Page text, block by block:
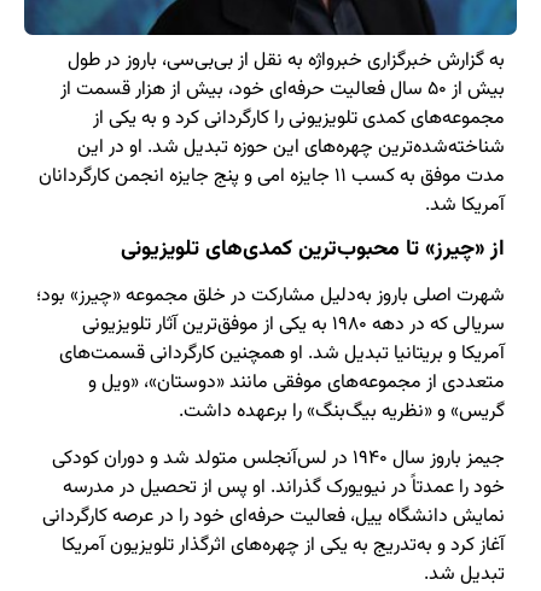
به گزارش خبرگزاری خبرواژه به نقل از بی‌بی‌سی، باروز در طول
بیش از ۵۰ سال فعالیت حرفه‌ای خود، بیش از هزار قسمت از
مجموعه‌های کمدی تلویزیونی را کارگردانی کرد و به یکی از
شناخته‌شده‌ترین چهره‌های این حوزه تبدیل شد. او در این
مدت موفق به کسب ۱۱ جایزه امی و پنج جایزه انجمن کارگردانان
آمریکا شد.
از «چیرز» تا محبوب‌ترین کمدی‌های تلویزیونی
شهرت اصلی باروز به‌دلیل مشارکت در خلق مجموعه «چیرز» بود؛
سریالی که در دهه ۱۹۸۰ به یکی از موفق‌ترین آثار تلویزیونی
آمریکا و بریتانیا تبدیل شد. او همچنین کارگردانی قسمت‌های
متعددی از مجموعه‌های موفقی مانند «دوستان»، «ویل و
گریس» و «نظریه بیگ‌بنگ» را برعهده داشت.
جیمز باروز سال ۱۹۴۰ در لس‌آنجلس متولد شد و دوران کودکی
خود را عمدتاً در نیویورک گذراند. او پس از تحصیل در مدرسه
نمایش دانشگاه ییل، فعالیت حرفه‌ای خود را در عرصه کارگردانی
آغاز کرد و به‌تدریج به یکی از چهره‌های اثرگذار تلویزیون آمریکا
تبدیل شد.